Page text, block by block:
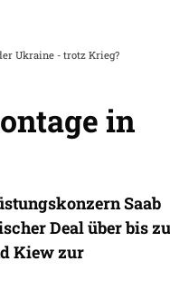
Ukraine - trotz Krieg?
in
Saab
Deal über bis zu
Kiew zur